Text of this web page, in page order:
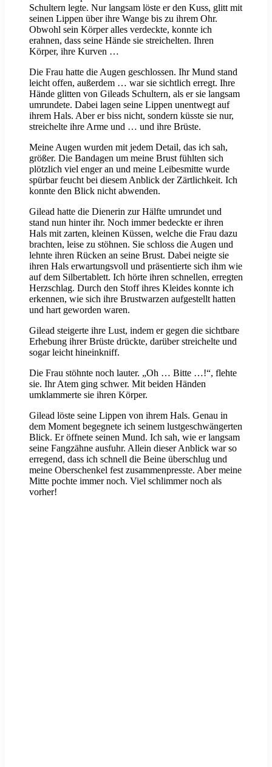
Schultern legte. Nur langsam löste er den Kuss, glitt mit
seinen Lippen über ihre Wange bis zu ihrem Ohr.
Obwohl sein Körper alles verdeckte, konnte ich
erahnen, dass seine Hände sie streichelten. Ihren
Körper, ihre Kurven …
Die Frau hatte die Augen geschlossen. Ihr Mund stand
leicht offen, außerdem … war sie sichtlich erregt. Ihre
Hände glitten von Gileads Schultern, als er sie langsam
umrundete. Dabei lagen seine Lippen unentwegt auf
ihrem Hals. Aber er biss nicht, sondern küsste sie nur,
streichelte ihre Arme und … und ihre Brüste.
Meine Augen wurden mit jedem Detail, das ich sah,
größer. Die Bandagen um meine Brust fühlten sich
plötzlich viel enger an und meine Leibesmitte wurde
spürbar feucht bei diesem Anblick der Zärtlichkeit. Ich
konnte den Blick nicht abwenden.
Gilead hatte die Dienerin zur Hälfte umrundet und
stand nun hinter ihr. Noch immer bedeckte er ihren
Hals mit zarten, kleinen Küssen, welche die Frau dazu
brachten, leise zu stöhnen. Sie schloss die Augen und
lehnte ihren Rücken an seine Brust. Dabei neigte sie
ihren Hals erwartungsvoll und präsentierte sich ihm wie
auf dem Silbertablett. Ich hörte ihren schnellen, erregten
Herzschlag. Durch den Stoff ihres Kleides konnte ich
erkennen, wie sich ihre Brustwarzen aufgestellt hatten
und hart geworden waren.
Gilead steigerte ihre Lust, indem er gegen die sichtbare
Erhebung ihrer Brüste drückte, darüber streichelte und
sogar leicht hineinkniff.
Die Frau stöhnte noch lauter. „Oh … Bitte …!“, flehte
sie. Ihr Atem ging schwer. Mit beiden Händen
umklammerte sie ihren Körper.
Gilead löste seine Lippen von ihrem Hals. Genau in
dem Moment begegnete ich seinem lustgeschwängerten
Blick. Er öffnete seinen Mund. Ich sah, wie er langsam
seine Fangzähne ausfuhr. Allein dieser Anblick war so
erregend, dass ich schnell die Beine überschlug und
meine Oberschenkel fest zusammenpresste. Aber meine
Mitte pochte immer noch. Viel schlimmer noch als
vorher!